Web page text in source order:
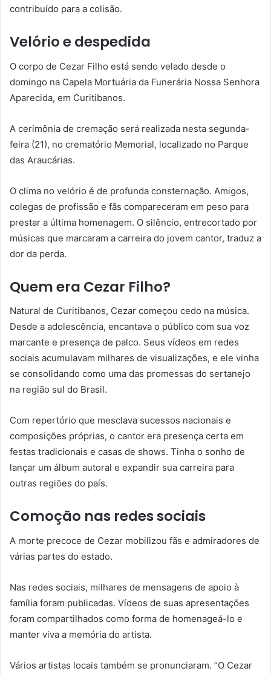
contribuído para a colisão.
Velório e despedida
O corpo de Cezar Filho está sendo velado desde o
domingo na Capela Mortuária da Funerária Nossa Senhora
Aparecida, em Curitibanos.
A cerimônia de cremação será realizada nesta segunda-
feira (21), no crematório Memorial, localizado no Parque
das Araucárias.
O clima no velório é de profunda consternação. Amigos,
colegas de profissão e fãs compareceram em peso para
prestar a última homenagem. O silêncio, entrecortado por
músicas que marcaram a carreira do jovem cantor, traduz a
dor da perda.
Quem era Cezar Filho?
Natural de Curitibanos, Cezar começou cedo na música.
Desde a adolescência, encantava o público com sua voz
marcante e presença de palco. Seus vídeos em redes
sociais acumulavam milhares de visualizações, e ele vinha
se consolidando como uma das promessas do sertanejo
na região sul do Brasil.
Com repertório que mesclava sucessos nacionais e
composições próprias, o cantor era presença certa em
festas tradicionais e casas de shows. Tinha o sonho de
lançar um álbum autoral e expandir sua carreira para
outras regiões do país.
Comoção nas redes sociais
A morte precoce de Cezar mobilizou fãs e admiradores de
várias partes do estado.
Nas redes sociais, milhares de mensagens de apoio à
família foram publicadas. Vídeos de suas apresentações
foram compartilhados como forma de homenageá-lo e
manter viva a memória do artista.
Vários artistas locais também se pronunciaram. “O Cezar